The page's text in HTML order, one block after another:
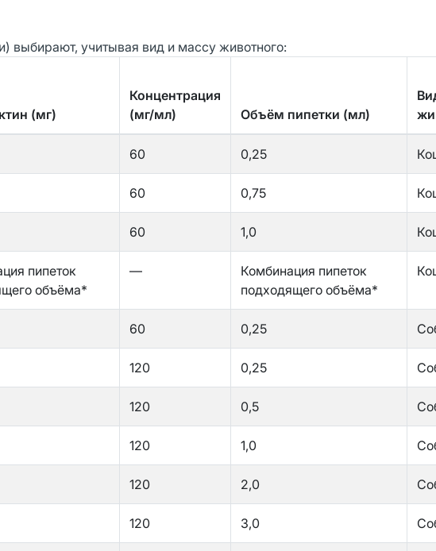
выбирают, учитывая вид и массу животного:
(мг)
Концентрация
(мг/мл)
Объём пипетки (мл)
60 0,25
60 0,75
60 1,0
пипеток
объёма*
—
Комбинация пипеток
подходящего объёма*
60 0,25
120 0,25
120 0,5
120 1,0
120 2,0
120 3,0